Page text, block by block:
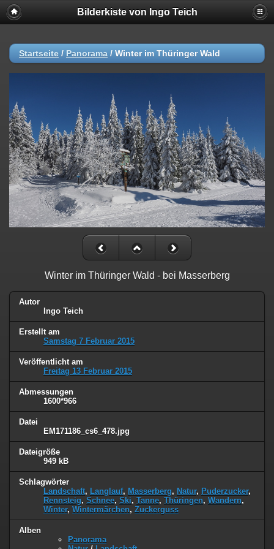
Bilderkiste von Ingo Teich
Startseite / Panorama / Winter im Thüringer Wald
Winter im Thüringer Wald - bei Masserberg
Autor
Ingo Teich
Erstellt am
Samstag 7 Februar 2015
Veröffentlicht am
Freitag 13 Februar 2015
Abmessungen
1600*966
Datei
EM171186_cs6_478.jpg
Dateigröße
949 kB
Schlagwörter
Landschaft, Langlauf, Masserberg, Natur, Puderzucker,
Rennsteig, Schnee, Ski, Tanne, Thüringen, Wandern,
Winter, Wintermärchen, Zuckerguss
Alben
Panorama